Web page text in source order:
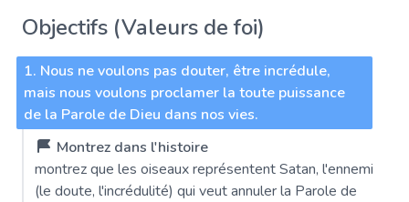
Objectifs (Valeurs de foi)
1. Nous ne voulons pas douter, être incrédule,
mais nous voulons proclamer la toute puissance
de la Parole de Dieu dans nos vies.
Montrez dans l'histoire
montrez que les oiseaux représentent Satan, l'ennemi
(le doute, l'incrédulité) qui veut annuler la Parole de